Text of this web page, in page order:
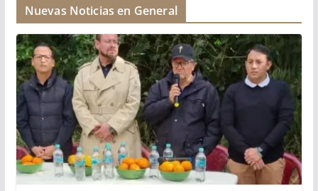
Nuevas Noticias en General